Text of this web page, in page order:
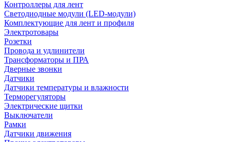
Контроллеры для лент
Светодиодные модули (LED-модули)
Комплектующие для лент и профиля
Электротовары
Розетки
Провода и удлинители
Трансформаторы и ПРА
Дверные звонки
Датчики
Датчики температуры и влажности
Терморегуляторы
Электрические щитки
Выключатели
Рамки
Датчики движения